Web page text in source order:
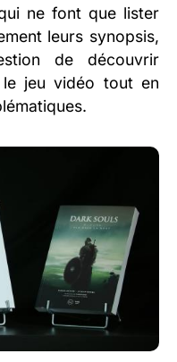
ne font que lister
leurs synopsis,
de découvrir
jeu vidéo tout en